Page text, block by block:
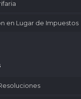
en Lugar de Impuestos